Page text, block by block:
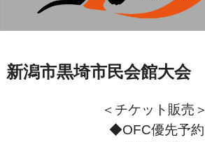
新潟市黒埼市民会館大会
＜チケット販売＞
◆OFC優先予約